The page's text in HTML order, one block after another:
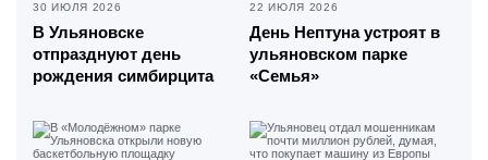
30 ИЮЛЯ 2026
В Ульяновске
отпразднуют день
рождения симбирцита
22 ИЮЛЯ 2026
День Нептуна устроят в
ульяновском парке
«Семья»